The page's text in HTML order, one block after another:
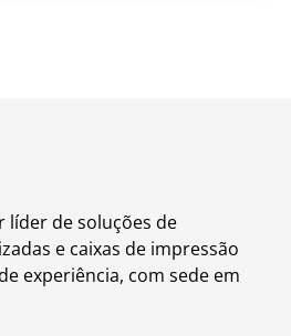
líder de soluções de
e caixas de impressão
experiência, com sede em